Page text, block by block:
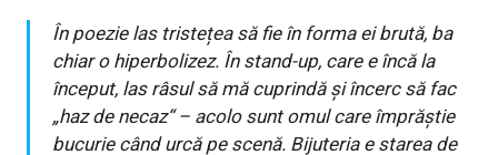
În poezie las tristețea să fie în forma ei brută, ba
chiar o hiperbolizez. În stand-up, care e încă la
început, las râsul să mă cuprindă și încerc să fac
„haz de necaz“ – acolo sunt omul care împrăștie
bucurie când urcă pe scenă. Bijuteria e starea de